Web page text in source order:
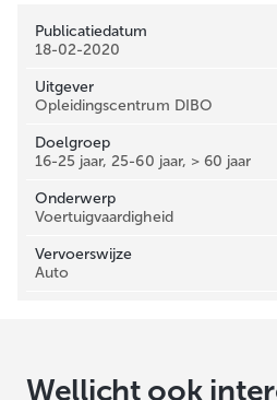
Publicatiedatum
18-02-2020
Uitgever
Opleidingscentrum DIBO
Doelgroep
16-25 jaar, 25-60 jaar, > 60 jaar
Onderwerp
Voertuigvaardigheid
Vervoerswijze
Auto
Wellicht ook